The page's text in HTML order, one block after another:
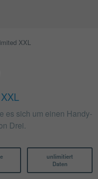
XXL
es sich um einen Handy-
Drei.
unlimitiert
Daten